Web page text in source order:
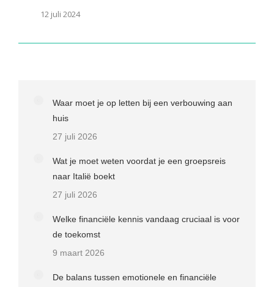
12 juli 2024
Waar moet je op letten bij een verbouwing aan
huis
27 juli 2026
Wat je moet weten voordat je een groepsreis
naar Italië boekt
27 juli 2026
Welke financiële kennis vandaag cruciaal is voor
de toekomst
9 maart 2026
De balans tussen emotionele en financiële